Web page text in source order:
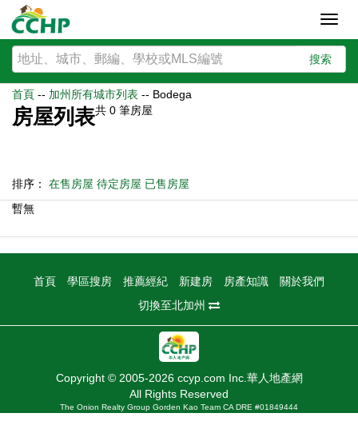
搜索
首頁 -- 加州所有城市列表 -- Bodega
房屋列表共 0 筆房屋
排序： 在售房屋 待定房屋 已售房屋
暫無
首頁 學區搜房 推薦經紀 新建房 房產知識
關於我們
切換至北加州
Copyright © 2005-2026 ccyp.com Inc.華人地產網
All Rights Reserved
The Onion Realty Group Gorden Kao Team CA DRE #01849444